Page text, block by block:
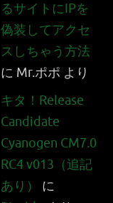
るサイトにIPを
偽装してアクセ
スしちゃう方法
に Mr.ポポ より
キタ！Release
Candidate
Cyanogen CM7.0
RC4 v013（追記
あり）
に